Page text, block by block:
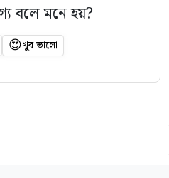
বলে মনে হয়?
😍খুব ভালো